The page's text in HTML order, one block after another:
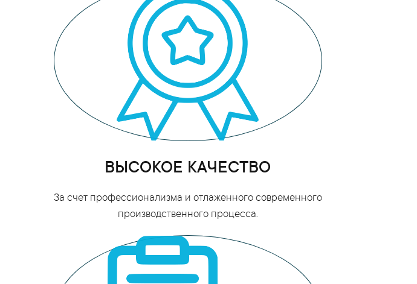
ВЫСОКОЕ КАЧЕСТВО
За счет профессионализма и отлаженного современного
производственного процесса.